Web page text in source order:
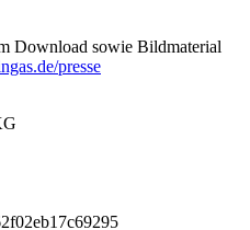
Download sowie Bildmaterial
presse